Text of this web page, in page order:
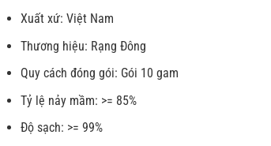
Xuất xứ: Việt Nam
Thương hiệu: Rạng Đông
Quy cách đóng gói: Gói 10 gam
Tỷ lệ nảy mầm: >= 85%
Độ sạch: >= 99%